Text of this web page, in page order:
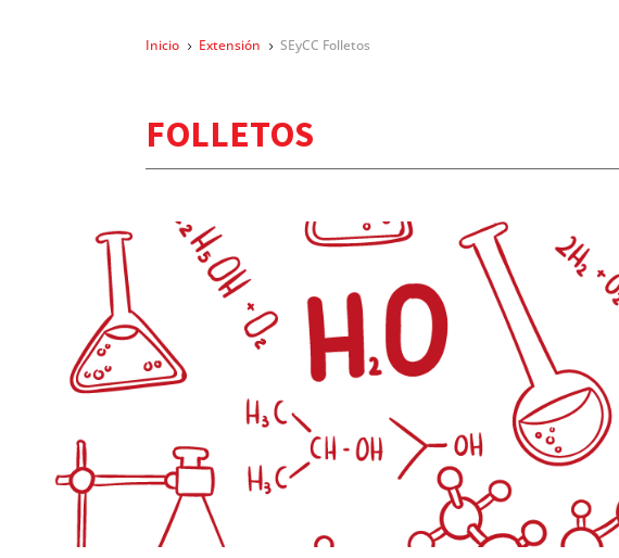
Inicio 5 Extensión 5 SEyCC Folletos
FOLLETOS